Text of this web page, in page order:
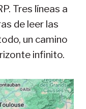
Tres líneas a
de leer las
un camino
infinito.